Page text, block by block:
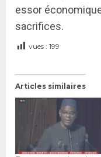
essor
sacrifices.
vues : 199
Articles similaires